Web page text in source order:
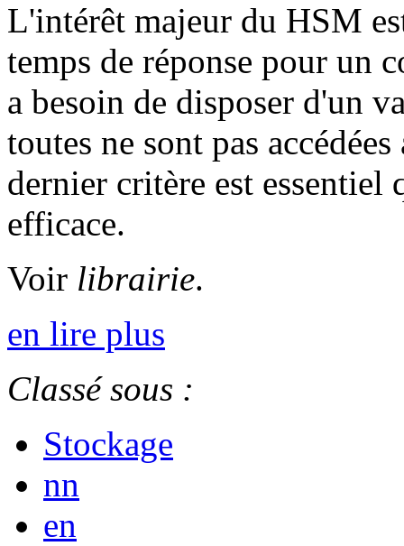
L'intérêt majeur du HSM
temps de réponse pour un
a besoin de disposer d'un
toutes ne sont pas
dernier critère est
efficace.
Voir librairie.
en lire plus
Classé sous :
Stockage
nn
en